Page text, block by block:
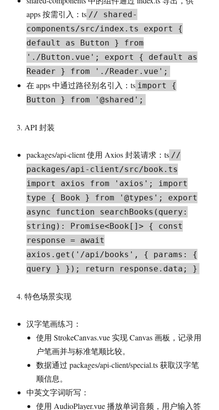
apps 按需引入：ts // shared-
components/src/index.ts export {
default as Button } from
'./Button.vue'; export { default as
Reader } from './Reader.vue';
在 apps 中通过路径别名引入：ts import {
Button } from '@shared';
3. API 封装
packages/api-client 使用 Axios 封装请求：ts //
packages/api-client/src/book.ts
import axios from 'axios'; import
type { Book } from '@types'; export
async function searchBooks(query:
string): Promise<Book[]> { const
response = await
axios.get('/api/books', { params: {
query } }); return response.data; }
4. 特色场景实现
汉字笔画练习：
使用 StrokeCanvas.vue 实现 Canvas 画板，记录用
户笔画并与标准笔顺比较。
数据通过 packages/api-client/special.ts 获取汉字笔
顺信息。
中英文字词听写：
使用 AudioPlayer.vue 播放单词音频，用户输入答